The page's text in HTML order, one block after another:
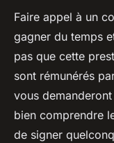
Faire appel à un
gagner du temps
pas que cette
sont rémunérés
vous
bien comprendre
de signer